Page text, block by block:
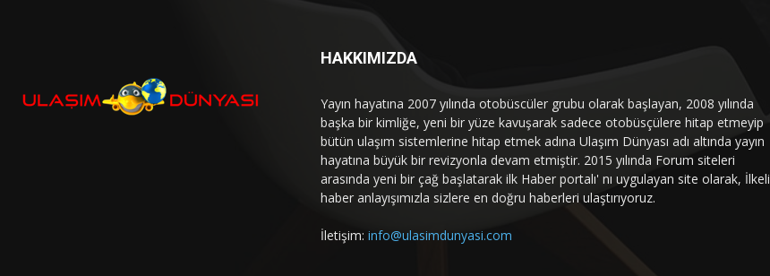
HAKKIMIZDA
Yayın hayatına 2007 yılında otobüscüler grubu olarak başlayan, 2008 yılında
başka bir kimliğe, yeni bir yüze kavuşarak sadece otobüsçülere hitap etmeyip
bütün ulaşım sistemlerine hitap etmek adına Ulaşım Dünyası adı altında yayın
hayatına büyük bir revizyonla devam etmiştir. 2015 yılında Forum siteleri
arasında yeni bir çağ başlatarak ilk Haber portalı' nı uygulayan site olarak, İlkeli
haber anlayışımızla sizlere en doğru haberleri ulaştırıyoruz.
İletişim: info@ulasimdunyasi.com